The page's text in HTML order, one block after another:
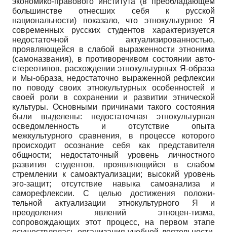
большинстве отнесших себя к русской
национальности) пока­зало, что этнокультурное Я
современных русских студентов характеризу­ется
недостаточной актуализированностью,
проявляющейся в слабой вы­раженности этнонима
(самоназвания), в противоречивом состоянии авто­
стереотипов, расхождении этнокультурных Я-образа
и Мы-образа, недоста­точно выраженной рефлексии
по поводу своих этнокультурных особенно­стей и
своей роли в сохранении и развитии этнической
культуры. Основными причинами такого состояния
были выделены: недостаточная этнокуль­турная
осведомленность и отсутствие опыта
межкультурного сравнения, в процессе которого
происходит осознание себя как представителя
общности; недостаточный уровень личностного
развития студентов, проявляющийся в слабом
стремлении к самоактуализации; высокий уровень
эго-защит; отсут­ствие навыка самоанализа и
саморефлексии. С целью достижения положи­
тельной актуализации этнокультурного Я и
преодоления явлений этноцен-тизма,
сопровождающих этот процесс, на первом этапе